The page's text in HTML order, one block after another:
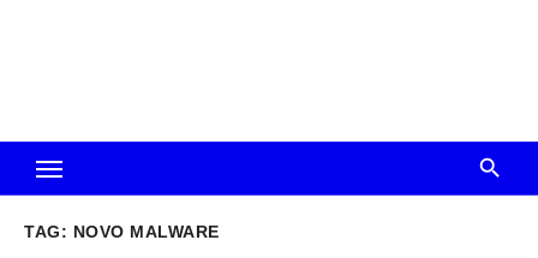
TAG: NOVO MALWARE